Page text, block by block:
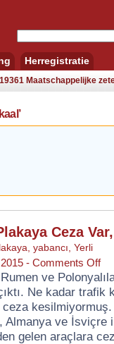
Herregistratie
Maatschappelijke
Ceza
yabancı Yerli
- Comments Offop
Yok
ve
Ne kadar trafik
ceza
Almanya ve İsviçre
gelen araçlara